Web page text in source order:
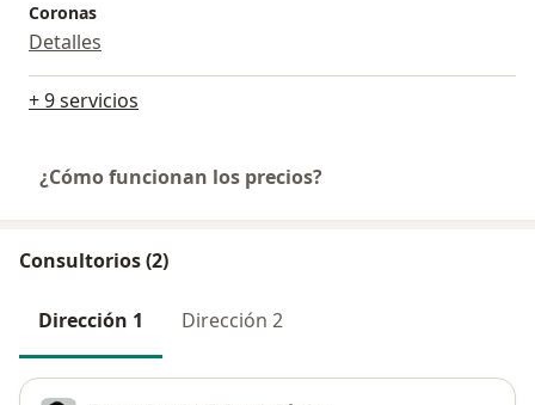
Coronas
Detalles
+ 9 servicios
¿Cómo funcionan los precios?
Consultorios (2)
Dirección 1 Dirección 2